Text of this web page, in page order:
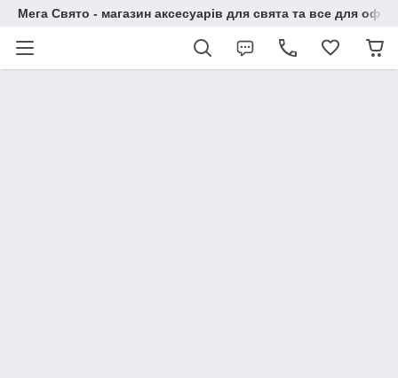
Мега Свято - магазин аксесуарів для свята та все для